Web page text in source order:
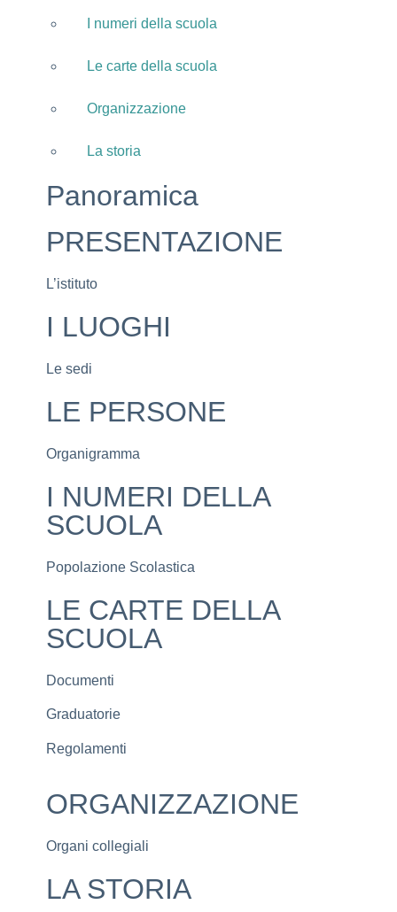
I numeri della scuola
Le carte della scuola
Organizzazione
La storia
Panoramica
PRESENTAZIONE
L’istituto
I LUOGHI
Le sedi
LE PERSONE
Organigramma
I NUMERI DELLA
SCUOLA
Popolazione Scolastica
LE CARTE DELLA
SCUOLA
Documenti
Graduatorie
Regolamenti
ORGANIZZAZIONE
Organi collegiali
LA STORIA